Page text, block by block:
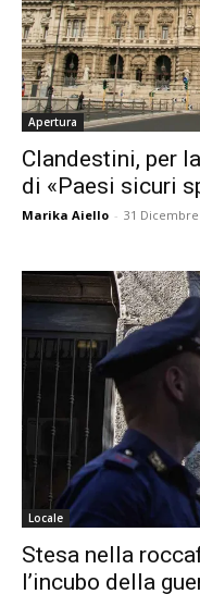
Apertura
Clandestini, per
di «Paesi sicuri
Marika Aiello - 31 Dicembre
Locale
Stesa nella
l’incubo della